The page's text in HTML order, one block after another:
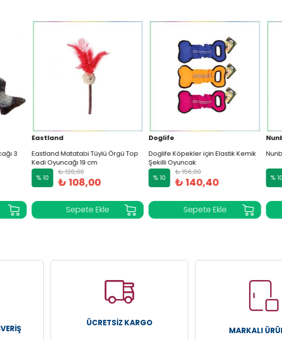
3
Eastland
Eastland Matatabi Tüylü Örgü Top
Kedi Oyuncağı 19 cm
% 10
₺ 120,00
₺ 108,00
Doglife
Doglife Köpekler için Elastik Kemik
Şekilli Oyuncak
% 10
₺ 156,00
₺ 140,40 % 10
ÜCRETSIZ KARGO
MARKALI